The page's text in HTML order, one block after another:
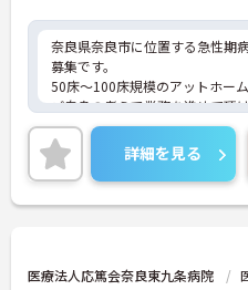
奈良県奈良市に位置する急性期
募集です。
50床～100床規模のアットホー
ご自身の考えで業務を進めて頂
ご興味のある方には、面接対策
に詳細をお話いたしますので、
さい。
詳細を見る
医療法人応篤会奈良東九条病院